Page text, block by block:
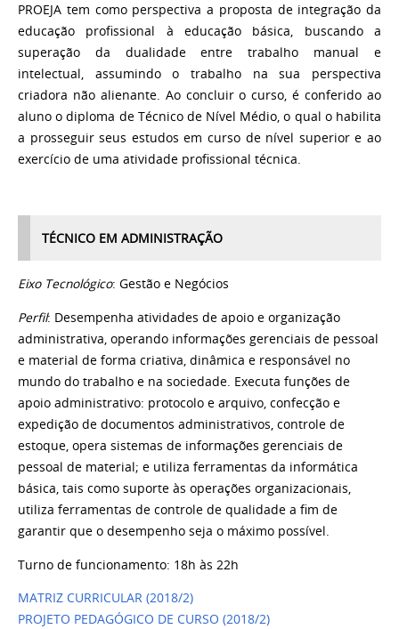
PROEJA tem como perspectiva a proposta de integração da
educação profissional à educação básica, buscando a
superação da dualidade entre trabalho manual e
intelectual, assumindo o trabalho na sua perspectiva
criadora não alienante. Ao concluir o curso, é conferido ao
aluno o diploma de Técnico de Nível Médio, o qual o habilita
a prosseguir seus estudos em curso de nível superior e ao
exercício de uma atividade profissional técnica.
TÉCNICO EM ADMINISTRAÇÃO
Eixo Tecnológico: Gestão e Negócios
Perfil: Desempenha atividades de apoio e organização
administrativa, operando informações gerenciais de pessoal
e material de forma criativa, dinâmica e responsável no
mundo do trabalho e na sociedade. Executa funções de
apoio administrativo: protocolo e arquivo, confecção e
expedição de documentos administrativos, controle de
estoque, opera sistemas de informações gerenciais de
pessoal de material; e utiliza ferramentas da informática
básica, tais como suporte às operações organizacionais,
utiliza ferramentas de controle de qualidade a fim de
garantir que o desempenho seja o máximo possível.
Turno de funcionamento: 18h às 22h
MATRIZ CURRICULAR (2018/2)
PROJETO PEDAGÓGICO DE CURSO (2018/2)